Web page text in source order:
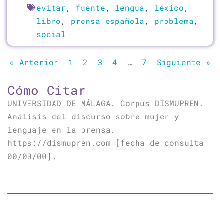
evitar, fuente, lengua, léxico,
libro, prensa española, problema,
social
« Anterior 1 2 3 4 … 7 Siguiente »
Cómo Citar
UNIVERSIDAD DE MÁLAGA. Corpus DISMUPREN.
Análisis del discurso sobre mujer y
lenguaje en la prensa.
https://dismupren.com [fecha de consulta
00/00/00].